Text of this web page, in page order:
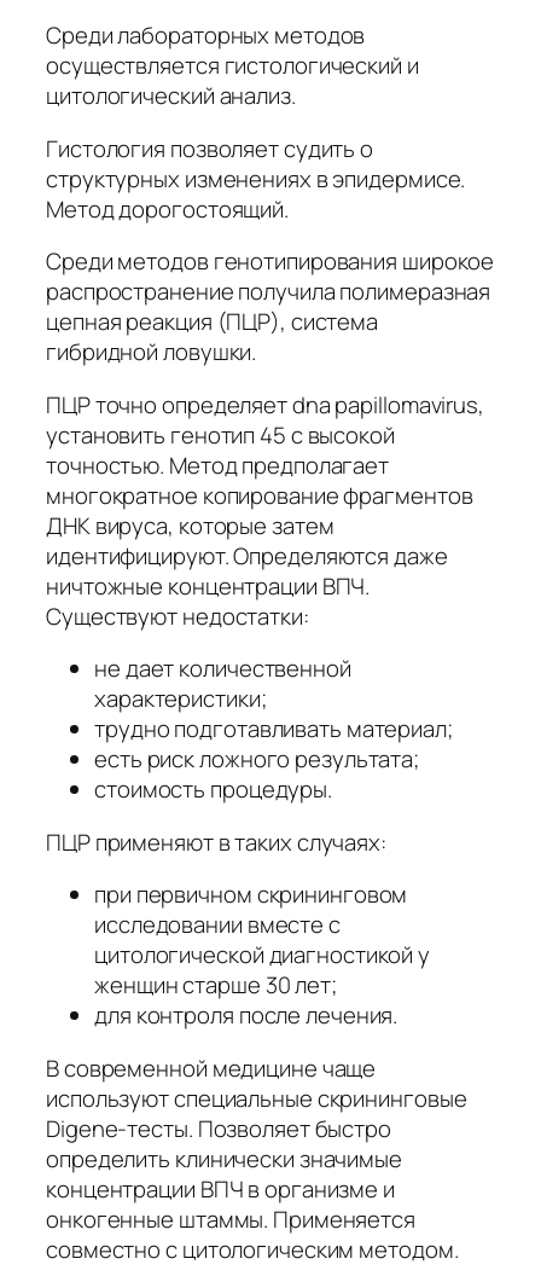
Среди лабораторных методов
осуществляется гистологический и
цитологический анализ.
Гистология позволяет судить о
структурных изменениях в эпидермисе.
Метод дорогостоящий.
Среди методов генотипирования широкое
распространение получила полимеразная
цепная реакция (ПЦР), система
гибридной ловушки.
ПЦР точно определяет dna papillomavirus,
установить генотип 45 с высокой
точностью. Метод предполагает
многократное копирование фрагментов
ДНК вируса, которые затем
идентифицируют. Определяются даже
ничтожные концентрации ВПЧ.
Существуют недостатки:
не дает количественной
характеристики;
трудно подготавливать материал;
есть риск ложного результата;
стоимость процедуры.
ПЦР применяют в таких случаях:
при первичном скрининговом
исследовании вместе с
цитологической диагностикой у
женщин старше 30 лет;
для контроля после лечения.
В современной медицине чаще
используют специальные скрининговые
Digene-тесты. Позволяет быстро
определить клинически значимые
концентрации ВПЧ в организме и
онкогенные штаммы. Применяется
совместно с цитологическим методом.